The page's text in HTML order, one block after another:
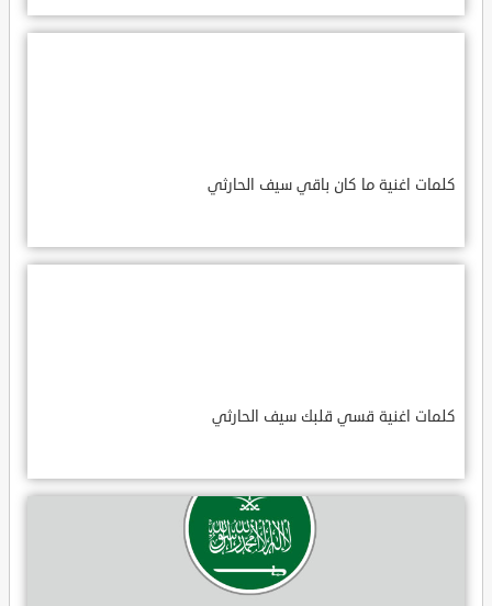
كلمات اغنية ما كان باقي سيف الحارثي
كلمات اغنية قسي قلبك سيف الحارثي